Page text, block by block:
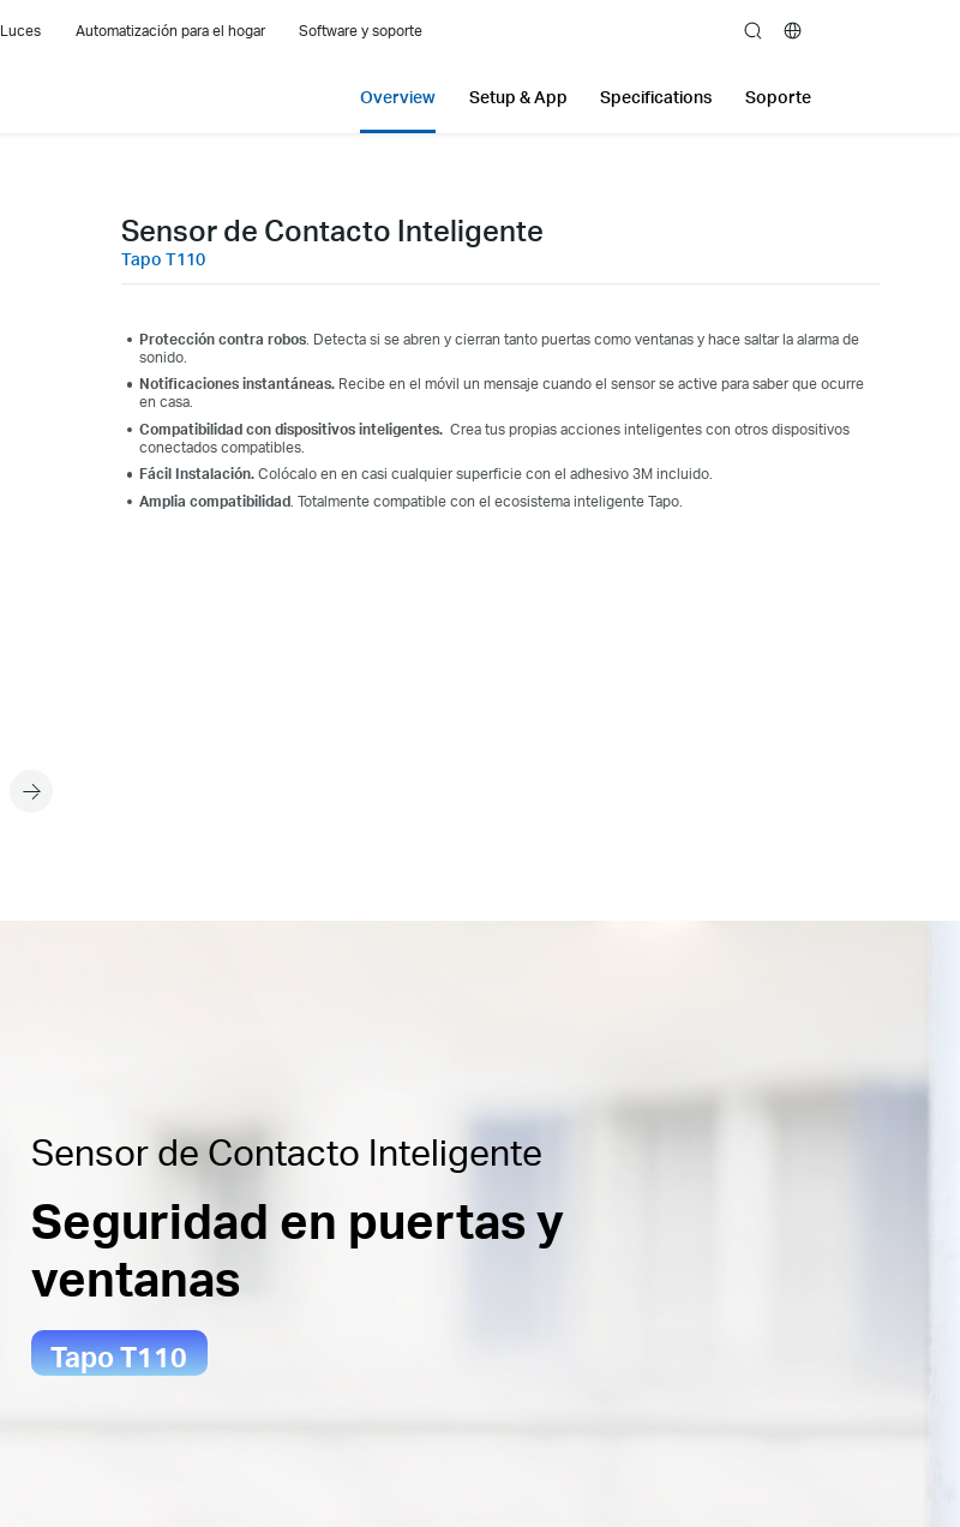
Luces Automatización para el hogar Software y soporte search
Overview Setup & App Specifications Soporte
Sensor de Contacto Inteligente
Tapo T110
Protección contra robos. Detecta si se abren y cierran tanto puertas como ventanas y hace saltar la alarma de
sonido.
Notificaciones instantáneas. Recibe en el móvil un mensaje cuando el sensor se active para saber que ocurre
en casa.
Compatibilidad con dispositivos inteligentes. Crea tus propias acciones inteligentes con otros dispositivos
conectados compatibles.
Fácil Instalación.Colócalo en en casi cualquier superficie con el adhesivo 3M incluido.
Amplia compatibilidad. Totalmente compatible con el ecosistema inteligente Tapo.
Sensor de Contacto Inteligente
Seguridad en puertas y
ventanas
Tapo T110